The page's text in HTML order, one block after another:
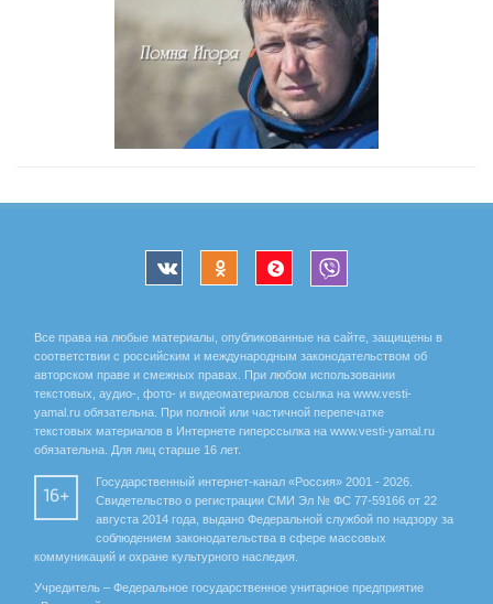
Все права на любые материалы, опубликованные на сайте, защищены в
соответствии с российским и международным законодательством об
авторском праве и смежных правах. При любом использовании
текстовых, аудио-, фото- и видеоматериалов ссылка на www.vesti-
yamal.ru обязательна. При полной или частичной перепечатке
текстовых материалов в Интернете гиперссылка на www.vesti-yamal.ru
обязательна. Для лиц старше 16 лет.
16+
Государственный интернет-канал «Россия» 2001 - 2026.
Свидетельство о регистрации СМИ Эл № ФС 77-59166 от 22
августа 2014 года, выдано Федеральной службой по надзору за
соблюдением законодательства в сфере массовых
коммуникаций и охране культурного наследия.
Учредитель – Федеральное государственное унитарное предприятие